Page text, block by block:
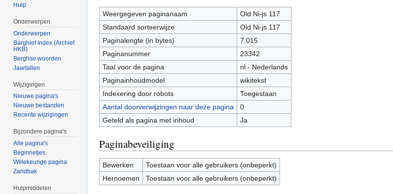
Weergegeven paginanaam
Old Ni-js 117
Standaard sorteerwijze
Old Ni-js 117
Paginalengte (in bytes)
7.015
Paginanummer
23342
Taal voor de pagina
nl - Nederlands
Paginainhoudmodel
wikitekst
Indexering door robots
Toegestaan
Aantal doorverwijzingen naar deze pagina
0
Geteld als pagina met inhoud
Ja
Paginabeveiliging
Bewerken
Toestaan voor alle gebruikers (onbeperkt)
Hernoemen
Toestaan voor alle gebruikers (onbeperkt)
Hulp
Onderwerpen
Onderwerpen
Barghief Index (Archief
HKB)
Berghse woorden
Jaartallen
Wijzigingen
Nieuwe pagina's
Nieuwe bestanden
Recente wijzigingen
Bijzondere pagina's
Alle pagina's
Beginnetjes
Willekeurige pagina
Zandbak
Hulpmiddelen